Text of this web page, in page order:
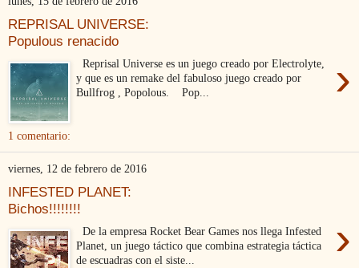
REPRISAL UNIVERSE:
Populous renacido
›
Reprisal Universe es un juego creado por Electrolyte,
y que es un remake del fabuloso juego creado por
Bullfrog , Popolous. Pop...
1 comentario:
viernes, 12 de febrero de 2016
INFESTED PLANET:
Bichos!!!!!!!!
›
De la empresa Rocket Bear Games nos llega Infested
Planet, un juego táctico que combina estrategia táctica
de escuadras con el siste...